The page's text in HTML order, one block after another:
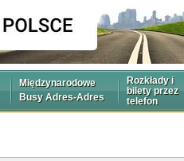
Międzynarodowe
Busy Adres-Adres
Rozkłady i
bilety przez
telefon